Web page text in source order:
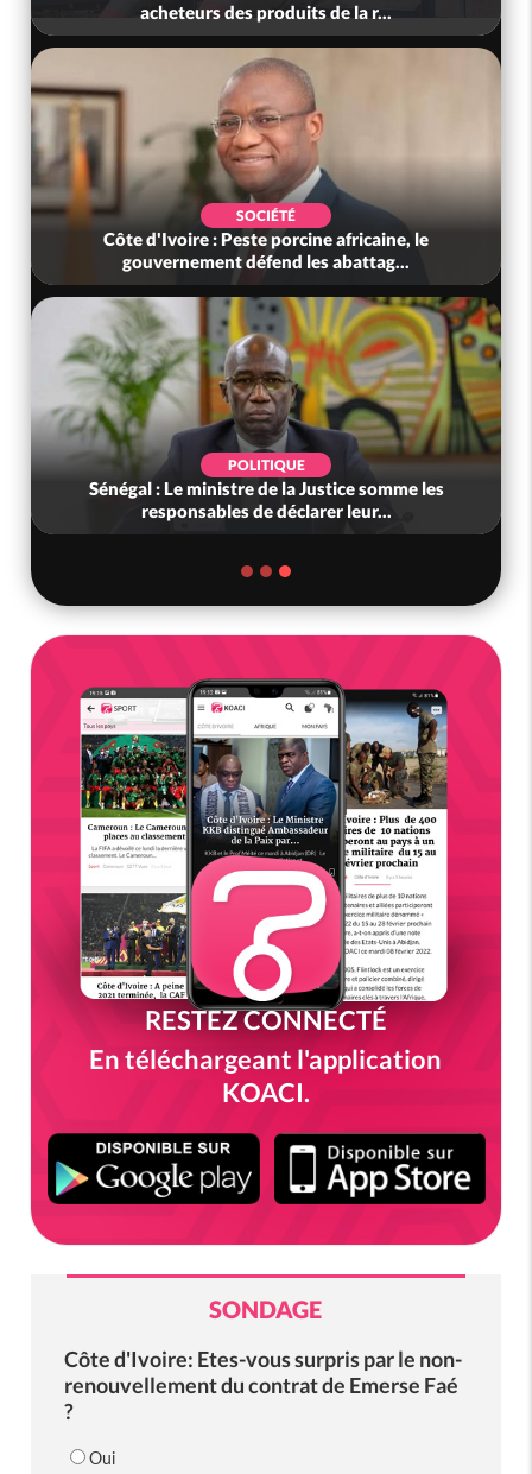
morts après une nuit de viole...
POLITIQUE
Côte d'Ivoire : Indépendance 2026, le discours
très attendu du PR Alassane...
SPORT
Côte d'Ivoire : Éléphants : Hervé Renard
officiellement Sélectionneur des É...
RESTEZ CONNECTÉ
En téléchargeant l'application
KOACI.
SONDAGE
Côte d'Ivoire: Etes-vous surpris par le non-
renouvellement du contrat de Emerse Faé
?
Oui